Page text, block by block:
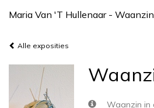
Maria Van 't Hullenaar - Waanzin
Alle exposities
Waanzin in